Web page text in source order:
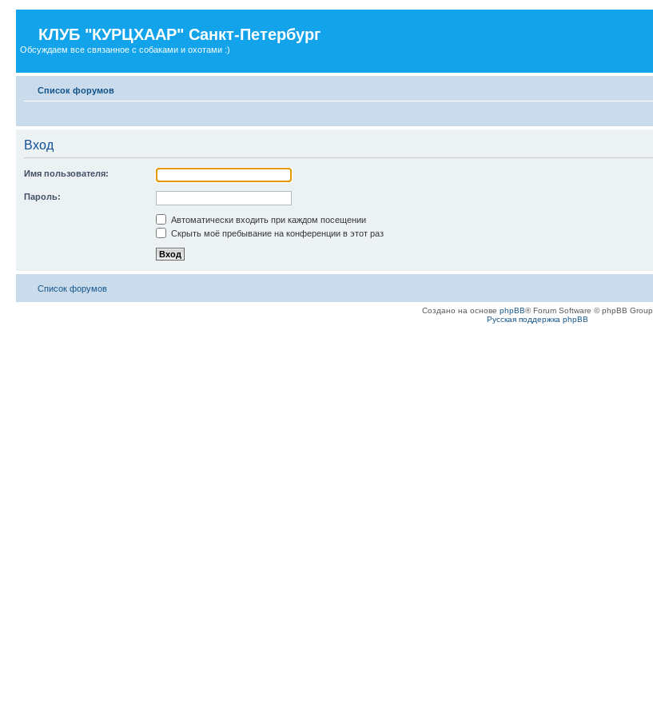
КЛУБ "КУРЦХААР" Санкт-Петербург
Обсуждаем все связанное с собаками и охотами :)
Список форумов
Вход
Имя пользователя:
Пароль:
Автоматически входить при каждом посещении
Скрыть моё пребывание на конференции в этот раз
Список форумов
Создано на основе phpBB® Forum Software © phpBB Group
Русская поддержка phpBB